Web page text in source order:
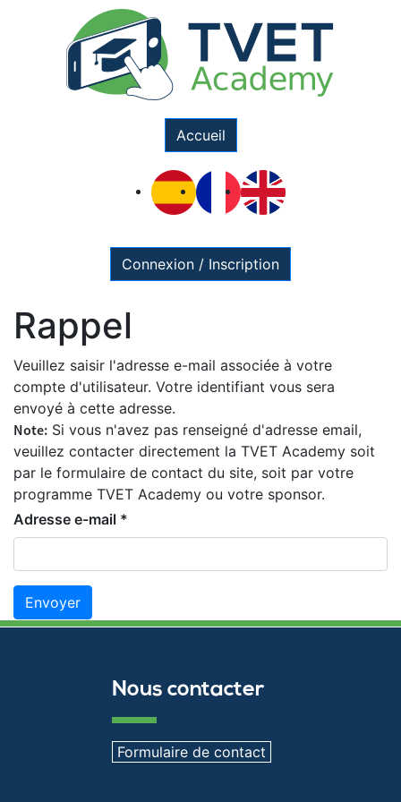
Accueil
Connexion / Inscription
Rappel
Veuillez saisir l'adresse e-mail associée à votre
compte d'utilisateur. Votre identifiant vous sera
envoyé à cette adresse.
Note: Si vous n'avez pas renseigné d'adresse email,
veuillez contacter directement la TVET Academy soit
par le formulaire de contact du site, soit par votre
programme TVET Academy ou votre sponsor.
Adresse e-mail *
Envoyer
Nous contacter
Formulaire de contact